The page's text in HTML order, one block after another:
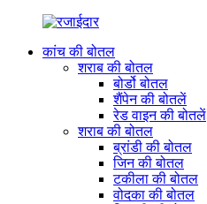
कांच की बोतल
शराब की बोतल
बोर्डो बोतल
शैंपेन की बोतलें
रेड वाइन की बोतलें
शराब की बोतल
ब्रांडी की बोतल
जिन की बोतल
टकीला की बोतल
वोदका की बोतल